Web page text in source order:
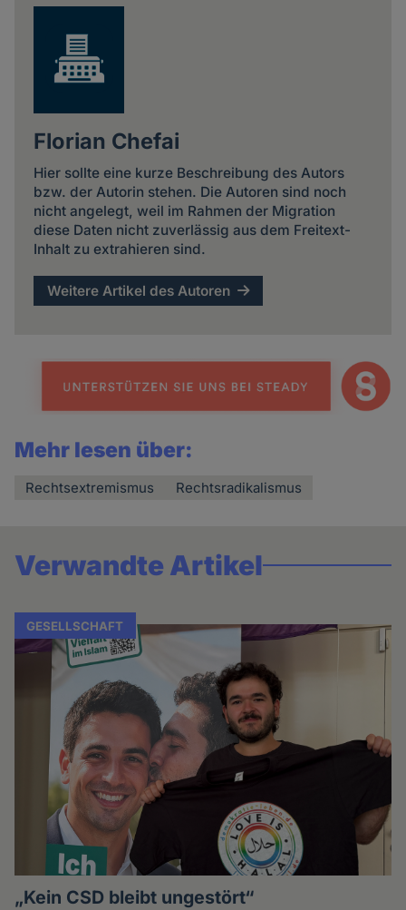
Florian Chefai
Hier sollte eine kurze Beschreibung des Autors
bzw. der Autorin stehen. Die Autoren sind noch
nicht angelegt, weil im Rahmen der Migration
diese Daten nicht zuverlässig aus dem Freitext-
Inhalt zu extrahieren sind.
Weitere Artikel des Autoren
Mehr lesen über:
Rechtsextremismus Rechtsradikalismus
Verwandte Artikel
GESELLSCHAFT
„Kein CSD bleibt ungestört“